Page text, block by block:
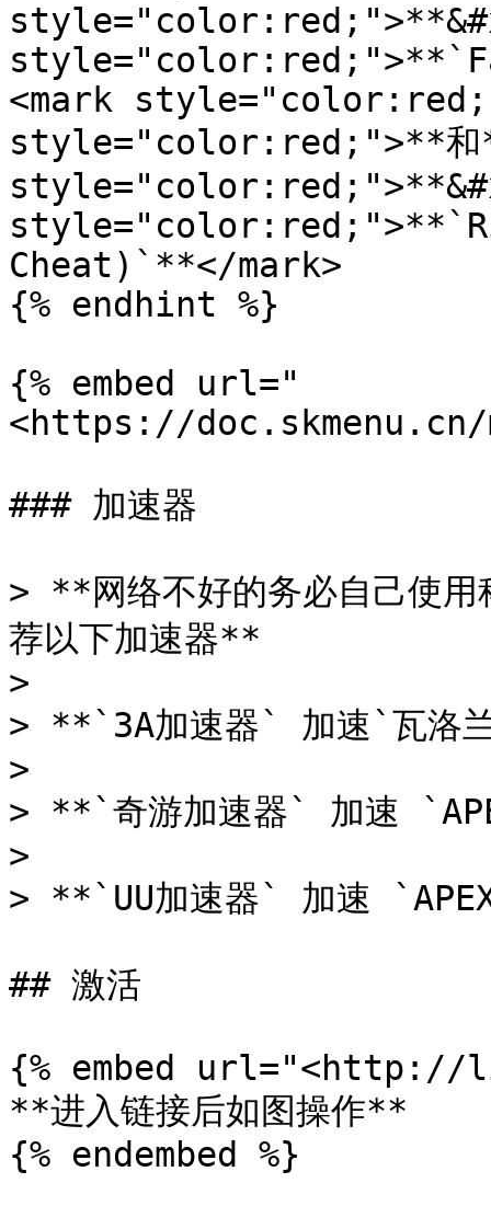
<mark
style="color:red;">**和
Cheat)`**</mark>
{% endhint %}
{% embed url="
<https://
### 加速器
> **网络不好的务必自己使
荐以下加速器**
>
> **`3A加速器` 加速`瓦洛
>
> **`奇游加速器` 加速
>
> **`UU加速器` 加速
## 激活
{% embed url="<http://
**进入链接后如图操作**
{% endembed %}